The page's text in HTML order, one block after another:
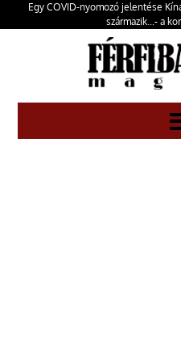
Egy COVID-nyomozó jelentése
származik...- a